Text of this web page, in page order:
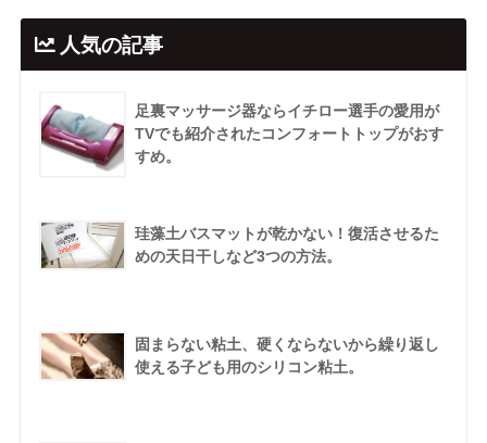
人気の記事
足裏マッサージ器ならイチロー選手の愛用が
TVでも紹介されたコンフォートトップがおす
すめ。
珪藻土バスマットが乾かない！復活させるた
めの天日干しなど3つの方法。
固まらない粘土、硬くならないから繰り返し
使える子ども用のシリコン粘土。